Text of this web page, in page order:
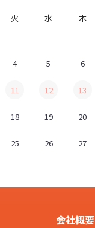
火 水 木
4 5 6
11 12 13
18 19 20
25 26 27
会社概要